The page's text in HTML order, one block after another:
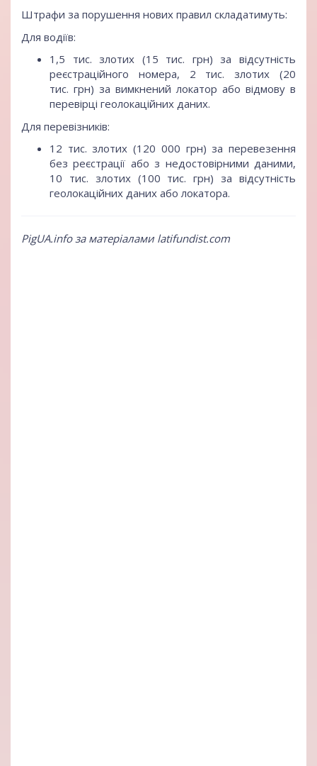
Штрафи за порушення нових правил складатимуть:
Для водіїв:
1,5 тис. злотих (15 тис. грн) за відсутність
реєстраційного номера, 2 тис. злотих (20
тис. грн) за вимкнений локатор або відмову в
перевірці геолокаційних даних.
Для перевізників:
12 тис. злотих (120 000 грн) за перевезення
без реєстрації або з недостовірними даними,
10 тис. злотих (100 тис. грн) за відсутність
геолокаційних даних або локатора.
PigUA.info за матеріалами latifundist.com